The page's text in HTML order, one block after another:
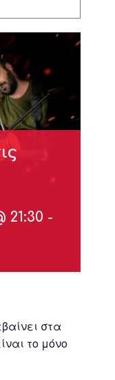
21:30 -
στα
το μόνο